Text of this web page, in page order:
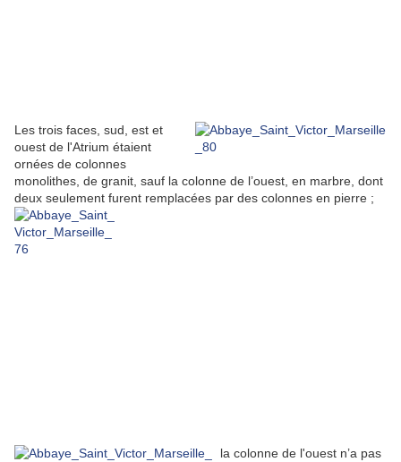
Les trois faces, sud, est et
ouest de l'Atrium étaient
ornées de colonnes
monolithes, de granit, sauf la colonne de l’ouest, en marbre, dont
deux seulement furent remplacées par des colonnes en pierre ;
la colonne de l'ouest n’a pas